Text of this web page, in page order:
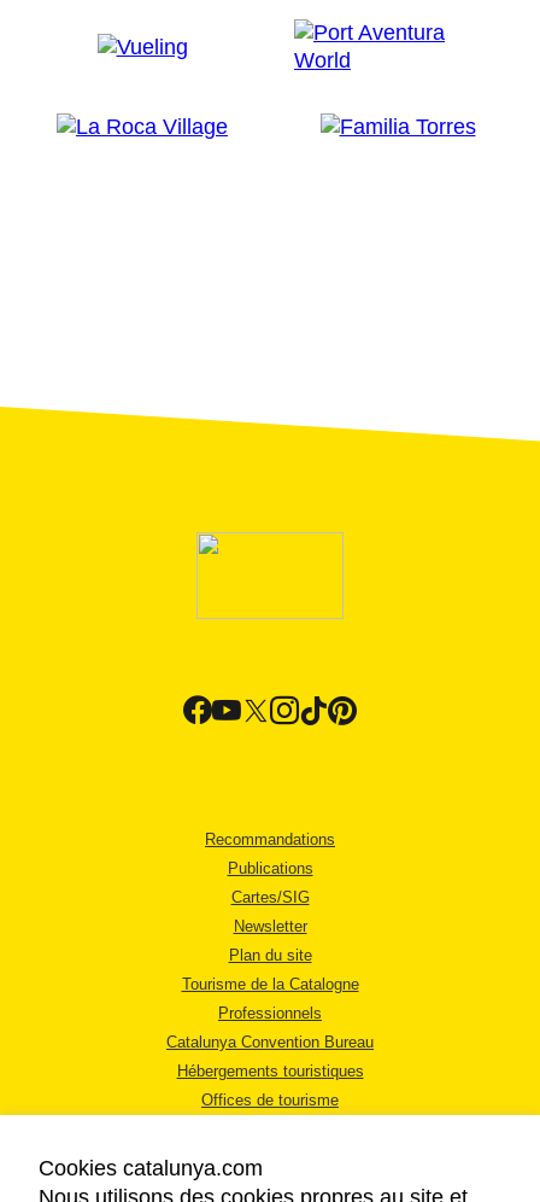
Recommandations
Publications
Cartes/SIG
Newsletter
Plan du site
Tourisme de la Catalogne
Professionnels
Catalunya Convention Bureau
Hébergements touristiques
Offices de tourisme
Cookies catalunya.com
Nous utilisons des cookies propres au site et